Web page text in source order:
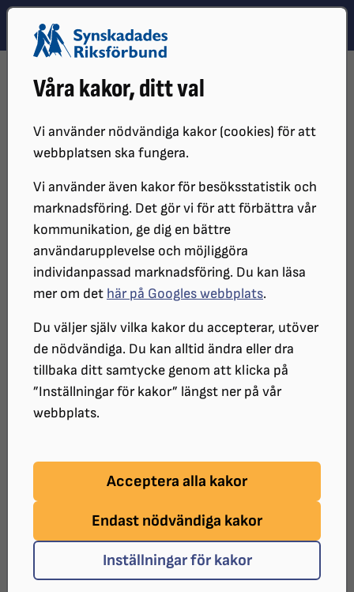
Våra kakor, ditt val
Vi använder nödvändiga kakor (cookies) för att
webbplatsen ska fungera.
Vi använder även kakor för besöksstatistik och
marknadsföring. Det gör vi för att förbättra vår
kommunikation, ge dig en bättre
användarupplevelse och möjliggöra
individanpassad marknadsföring. Du kan läsa
mer om det här på Googles webbplats.
Du väljer själv vilka kakor du accepterar, utöver
de nödvändiga. Du kan alltid ändra eller dra
tillbaka ditt samtycke genom att klicka på
”Inställningar för kakor” längst ner på vår
webbplats.
Acceptera alla kakor
Endast nödvändiga kakor
Inställningar för kakor
Hoppa till innehåll
Hoppa till hitta snabbt
Spontangåva
Din gåva hjälper oss i vårt viktiga arbete
för synskadade. Varje krona räknas.
Tack för att du gör skillnad!
Steg 1 av 3: Ge en gåva
Välj om du är privatperson eller företag
Ge som privatperson
Hur mycket vill du ge?*
200 kronor
500 kronor